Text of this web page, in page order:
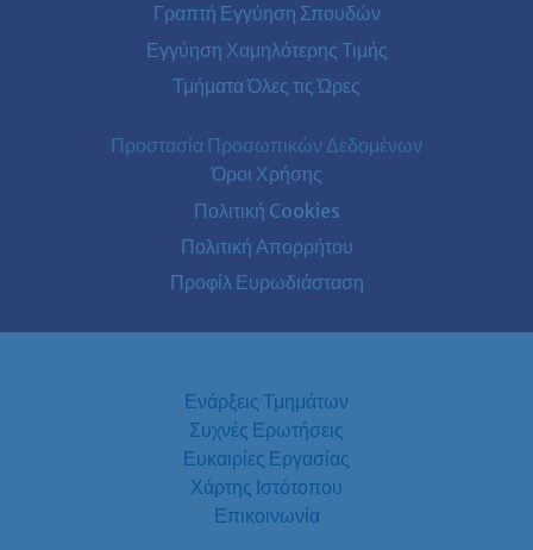
Γραπτή Εγγύηση Σπουδών
Εγγύηση Χαμηλότερης Τιμής
Τμήματα Όλες τις Ώρες
Προστασία Προσωπικών Δεδομένων
Όροι Χρήσης
Πολιτική Cookies
Πολιτική Απορρήτου
Προφίλ Ευρωδιάσταση
Ενάρξεις Τμημάτων
Συχνές Ερωτήσεις
Ευκαιρίες Εργασίας
Χάρτης Ιστότοπου
Επικοινωνία